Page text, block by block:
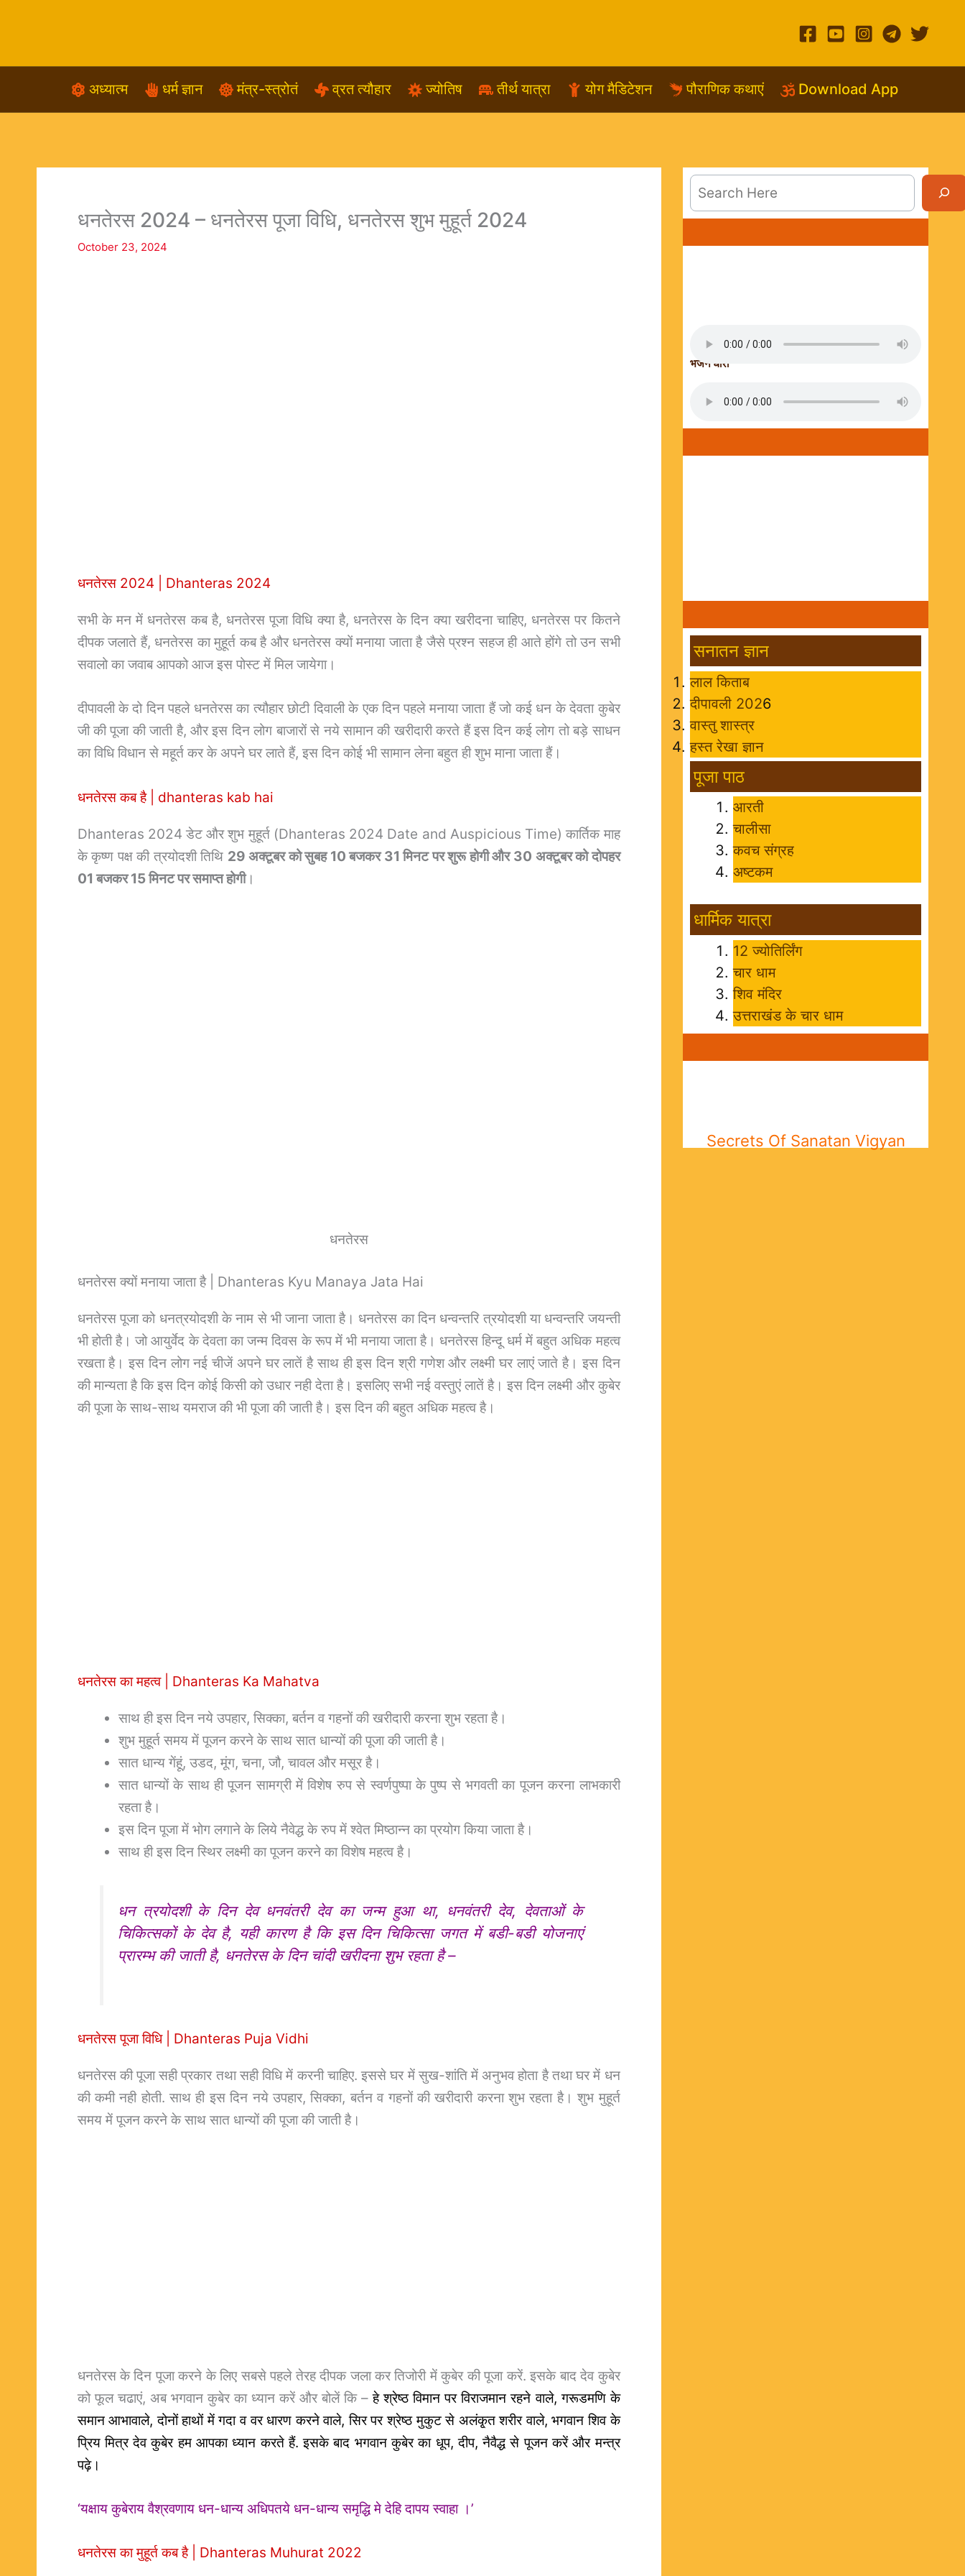
अध्यात्म धर्म ज्ञान मंत्र-स्त्रोतं व्रत त्यौहार ज्योतिष तीर्थ यात्रा योग मैडिटेशन पौराणिक कथाएं Download App
धनतेरस 2024 – धनतेरस पूजा विधि, धनतेरस शुभ मुहूर्त 2024
October 23, 2024
धनतेरस 2024 | Dhanteras 2024
सभी के मन में धनतेरस कब है, धनतेरस पूजा विधि क्या है, धनतेरस के दिन क्या खरीदना चाहिए, धनतेरस पर कितने
दीपक जलाते हैं, धनतेरस का मुहूर्त कब है और धनतेरस क्यों मनाया जाता है जैसे प्रश्न सहज ही आते होंगे तो उन सभी
सवालो का जवाब आपको आज इस पोस्ट में मिल जायेगा।
दीपावली के दो दिन पहले धनतेरस का त्यौहार छोटी दिवाली के एक दिन पहले मनाया जाता हैं जो कई धन के देवता कुबेर
जी की पूजा की जाती है, और इस दिन लोग बाजारों से नये सामान की खरीदारी करते हैं इस दिन कई लोग तो बड़े साधन
का विधि विधान से महूर्त कर के अपने घर लाते हैं, इस दिन कोई भी सामान लेना बहुत ही शुभ माना जाता हैं।
धनतेरस कब है | dhanteras kab hai
Dhanteras 2024 डेट और शुभ मुहूर्त (Dhanteras 2024 Date and Auspicious Time) कार्तिक माह
के कृष्ण पक्ष की त्रयोदशी तिथि 29 अक्टूबर को सुबह 10 बजकर 31 मिनट पर शुरू होगी और 30 अक्टूबर को दोपहर
01 बजकर 15 मिनट पर समाप्त होगी।
धनतेरस
धनतेरस क्यों मनाया जाता है | Dhanteras Kyu Manaya Jata Hai
धनतेरस पूजा को धनत्रयोदशी के नाम से भी जाना जाता है। धनतेरस का दिन धन्वन्तरि त्रयोदशी या धन्वन्तरि जयन्ती
भी होती है। जो आयुर्वेद के देवता का जन्म दिवस के रूप में भी मनाया जाता है। धनतेरस हिन्दू धर्म में बहुत अधिक महत्व
रखता है। इस दिन लोग नई चीजें अपने घर लातें है साथ ही इस दिन श्री गणेश और लक्ष्मी घर लाएं जाते है। इस दिन
की मान्यता है कि इस दिन कोई किसी को उधार नही देता है। इसलिए सभी नई वस्तुएं लातें है। इस दिन लक्ष्मी और कुबेर
की पूजा के साथ-साथ यमराज की भी पूजा की जाती है। इस दिन की बहुत अधिक महत्व है।
धनतेरस का महत्व | Dhanteras Ka Mahatva
साथ ही इस दिन नये उपहार, सिक्का, बर्तन व गहनों की खरीदारी करना शुभ रहता है।
शुभ मुहूर्त समय में पूजन करने के साथ सात धान्यों की पूजा की जाती है।
सात धान्य गेंहूं, उडद, मूंग, चना, जौ, चावल और मसूर है।
सात धान्यों के साथ ही पूजन सामग्री में विशेष रुप से स्वर्णपुष्पा के पुष्प से भगवती का पूजन करना लाभकारी
रहता है।
इस दिन पूजा में भोग लगाने के लिये नैवेद्ध के रुप में श्वेत मिष्ठान्न का प्रयोग किया जाता है।
साथ ही इस दिन स्थिर लक्ष्मी का पूजन करने का विशेष महत्व है।
धन त्रयोदशी के दिन देव धनवंतरी देव का जन्म हुआ था, धनवंतरी देव, देवताओं के
चिकित्सकों के देव है, यही कारण है कि इस दिन चिकित्सा जगत में बडी-बडी योजनाएं
प्रारम्भ की जाती है, धनतेरस के दिन चांदी खरीदना शुभ रहता है –
धनतेरस पूजा विधि | Dhanteras Puja Vidhi
धनतेरस की पूजा सही प्रकार तथा सही विधि में करनी चाहिए. इससे घर में सुख-शांति में अनुभव होता है तथा घर में धन
की कमी नही होती. साथ ही इस दिन नये उपहार, सिक्का, बर्तन व गहनों की खरीदारी करना शुभ रहता है। शुभ मुहूर्त
समय में पूजन करने के साथ सात धान्यों की पूजा की जाती है।
धनतेरस के दिन पूजा करने के लिए सबसे पहले तेरह दीपक जला कर तिजोरी में कुबेर की पूजा करें. इसके बाद देव कुबेर
को फूल चढाएं, अब भगवान कुबेर का ध्यान करें और बोलें कि –हे श्रेष्ठ विमान पर विराजमान रहने वाले, गरूडमणि के
समान आभावाले, दोनों हाथों में गदा व वर धारण करने वाले, सिर पर श्रेष्ठ मुकुट से अलंकृ्त शरीर वाले, भगवान शिव के
प्रिय मित्र देव कुबेर हम आपका ध्यान करते हैं. इसके बाद भगवान कुबेर का धूप, दीप, नैवैद्ध से पूजन करें और मन्त्र
पढ़े।
‘यक्षाय कुबेराय वैश्रवणाय धन-धान्य अधिपतये धन-धान्य समृद्धि मे देहि दापय स्वाहा ।’
धनतेरस का मुहूर्त कब है | Dhanteras Muhurat 2022
भजन धारा
सनातन ज्ञान
लाल किताब
दीपावली 2026
वास्तु शास्त्र
हस्त रेखा ज्ञान
पूजा पाठ
आरती
चालीसा
कवच संग्रह
अष्टकम
धार्मिक यात्रा
12 ज्योतिर्लिंग
चार धाम
शिव मंदिर
उत्तराखंड के चार धाम
Secrets Of Sanatan Vigyan